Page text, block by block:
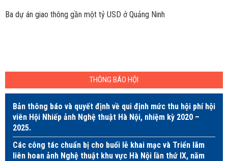
Ba dự án giao thông gần một tỷ USD ở Quảng Ninh
THÔNG BÁO HỘI
Bản thông báo và quyết định về qui định mức thu hội phí hội
viên Hội Nhiếp ảnh Nghệ thuật Hà Nội, nhiệm kỳ 2020 –
2025.
Các công tác chuẩn bị cho buổi lễ khai mạc và Triển lãm
liên hoan ảnh Nghệ thuật khu vực Hà Nội lần thứ IX, năm